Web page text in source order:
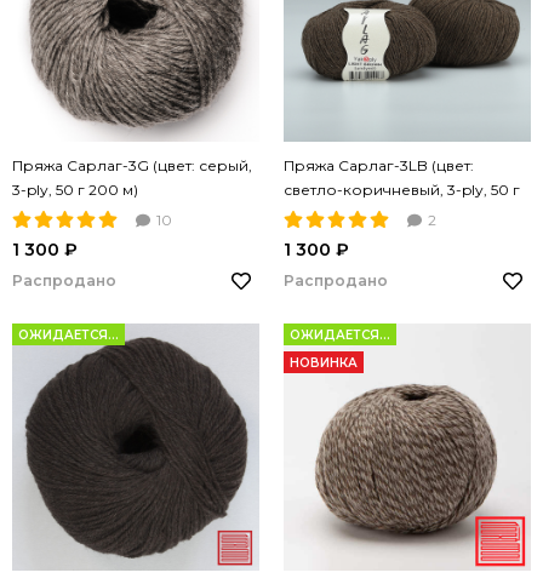
Пряжа Сарлаг-3G (цвет: серый,
3-ply, 50 г 200 м)
10
1 300 ₽
Распродано
Пряжа Сарлаг-3LB (цвет:
светло-коричневый, 3-ply, 50 г
200 м)
2
1 300 ₽
Распродано
ОЖИДАЕТСЯ...
ОЖИДАЕТСЯ...
НОВИНКА